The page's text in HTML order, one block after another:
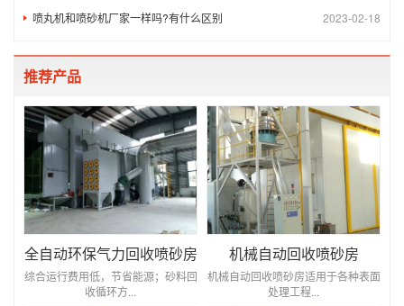
2023-02-18
喷丸机和喷砂机厂家一样吗?有什么区别
推荐产品
全自动环保气力回收喷砂房
综合运行费用低，节省能源；砂料回
收循环方...
机械自动回收喷砂房
机械自动回收喷砂房适用于各种表面
处理工程...